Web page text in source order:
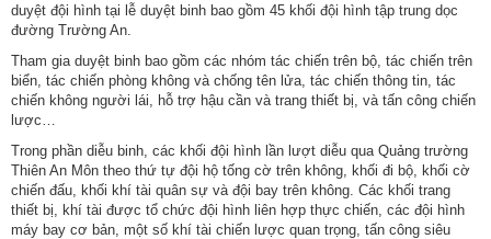
duyệt đội hình tại lễ duyệt binh bao gồm 45 khối đội hình tập trung dọc
đường Trường An.
Tham gia duyệt binh bao gồm các nhóm tác chiến trên bộ, tác chiến trên
biển, tác chiến phòng không và chống tên lửa, tác chiến thông tin, tác
chiến không người lái, hỗ trợ hậu cần và trang thiết bị, và tấn công chiến
lược…
Trong phần diễu binh, các khối đội hình lần lượt diễu qua Quảng trường
Thiên An Môn theo thứ tự đội hộ tống cờ trên không, khối đi bộ, khối cờ
chiến đấu, khối khí tài quân sự và đội bay trên không. Các khối trang
thiết bị, khí tài được tổ chức đội hình liên hợp thực chiến, các đội hình
máy bay cơ bản, một số khí tài chiến lược quan trọng, tấn công siêu